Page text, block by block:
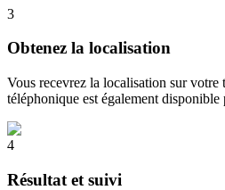
3
Obtenez la localisation
Vous recevrez la localisation sur votre
téléphonique est également disponible
4
Résultat et suivi